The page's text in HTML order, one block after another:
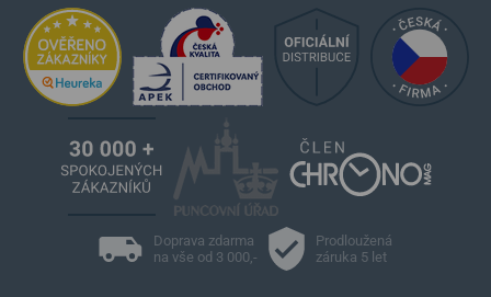
Doprava zdarma
na vše od 3 000,-
Prodloužená
záruka 5 let